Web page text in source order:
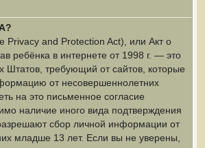
Privacy and Protection Act), или Акт о
ребёнка в интернете от 1998 г. — это
Штатов, требующий от сайтов, которые
от несовершеннолетних
на это письменное согласие
наличие иного вида подтверждения
сбор личной информации от
младше 13 лет. Если вы не уверены,